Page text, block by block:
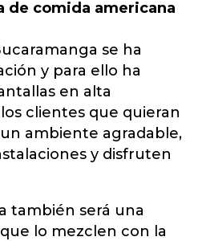
de comida americana
se ha
y para ello ha
en alta
clientes que quieran
ambiente agradable,
y disfruten
también será una
lo mezclen con la